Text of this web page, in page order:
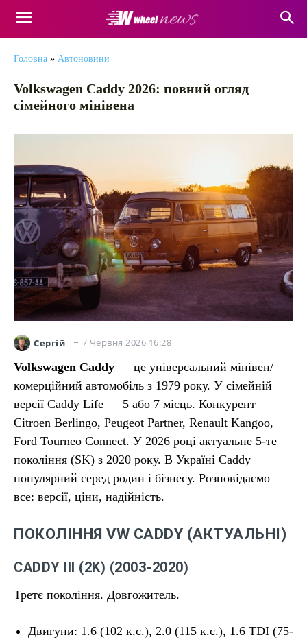
Головна » Автоновини
Volkswagen Caddy 2026: повний огляд
сімейного мінівена
Сергій 7 Червня 2026 16:28
Volkswagen Caddy — це універсальний мінівен/
комерційний автомобіль з 1979 року. У сімейній
версії Caddy Life — 5 або 7 місць. Конкурент
Citroen Berlingo, Peugeot Partner, Renault Kangoo,
Ford Tourneo Connect. У 2026 році актуальне 5-те
покоління (SK) з 2020 року. В Україні Caddy
популярний серед родин і бізнесу. Розповідаємо
все: версії, ціни, надійність.
ПОКОЛІННЯ VW CADDY (АКТУАЛЬНІ)
CADDY III (2K) (2003-2020)
Третє покоління. Довгожитель.
Двигуни: 1.6 (102 к.с.), 2.0 (115 к.с.), 1.6 TDI (75-